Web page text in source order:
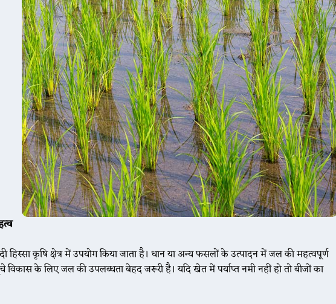
कृषि क्षेत्र में उपयोग किया जाता है। धान या अन्य फसलों के उत्पादन में जल की महत्वपूर्ण
के लिए जल की उपलब्धता बेहद जरूरी है। यदि खेत में पर्याप्त नमी नहीं हो तो बीजों का